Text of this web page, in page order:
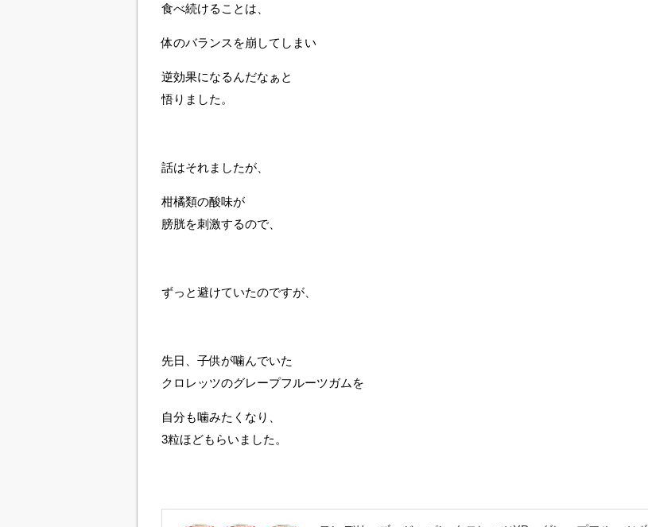
食べ続けることは、
体のバランスを崩してしまい
逆効果になるんだなぁと
悟りました。
話はそれましたが、
柑橘類の酸味が
膀胱を刺激するので、
ずっと避けていたのですが、
先日、子供が噛んでいた
クロレッツのグレープフルーツガムを
自分も噛みたくなり、
3粒ほどもらいました。